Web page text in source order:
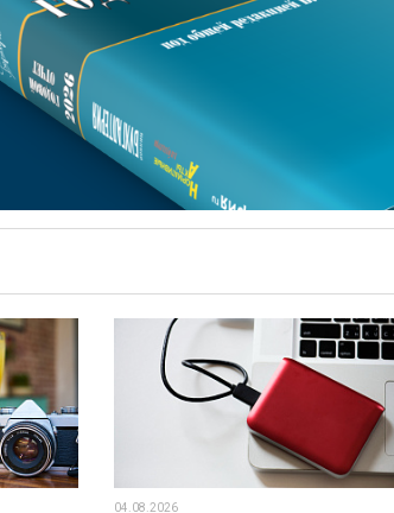
04.08.2026